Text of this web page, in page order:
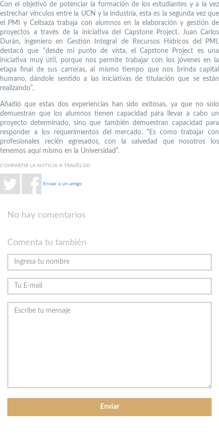
Con el objetivo de potenciar la formación de los estudiantes y a la vez
estrechar vínculos entre la UCN y la industria, esta es la segunda vez que
el PMI y Ceitsaza trabaja con alumnos en la elaboración y gestión de
proyectos a través de la iniciativa del Capstone Project. Juan Carlos
Durán, ingeniero en Gestión Integral de Recursos Hídricos del PMI,
destacó que “desde mi punto de vista, el Capstone Project es una
iniciativa muy útil, porque nos permite trabajar con los jóvenes en la
etapa final de sus carreras, al mismo tiempo que nos brinda capital
humano, dándole sentido a las iniciativas de titulación que se están
realizando”.
Añadió que estas dos experiencias han sido exitosas, ya que no solo
demuestran que los alumnos tienen capacidad para llevar a cabo un
proyecto determinado, sino que también demuestran capacidad para
responder a los requerimientos del mercado. “Es como trabajar con
profesionales recién egresados, con la salvedad que nosotros los
tenemos aquí mismo en la Universidad”.
COMPARTIR LA NOTICIA A TRAVÉS DE:
Enviar a un amigo
No hay comentarios
Comenta tu también